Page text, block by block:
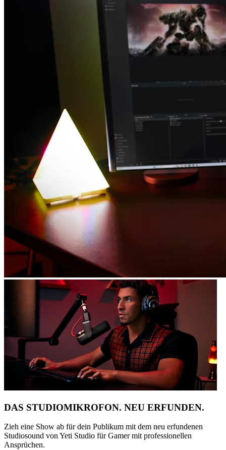
DAS STUDIOMIKROFON. NEU ERFUNDEN.
Zieh eine Show ab für dein Publikum mit dem neu erfundenen
Studiosound von Yeti Studio für Gamer mit professionellen
Ansprüchen.